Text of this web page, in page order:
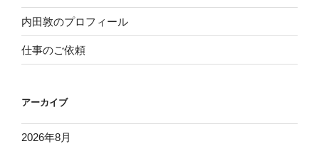
内田敦のプロフィール
仕事のご依頼
アーカイブ
2026年8月